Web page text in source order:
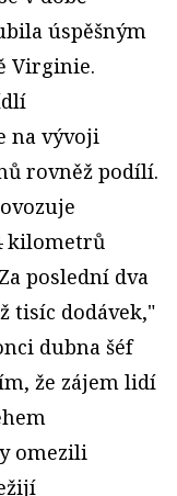
úspěšným
Virginie.
na vývoji
rovněž podílí.
kilometrů
poslední dva
tisíc dodávek,"
dubna šéf
že zájem lidí
omezili